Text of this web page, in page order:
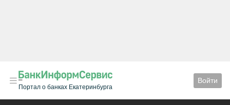
Портал о банках Екатеринбурга
Войти